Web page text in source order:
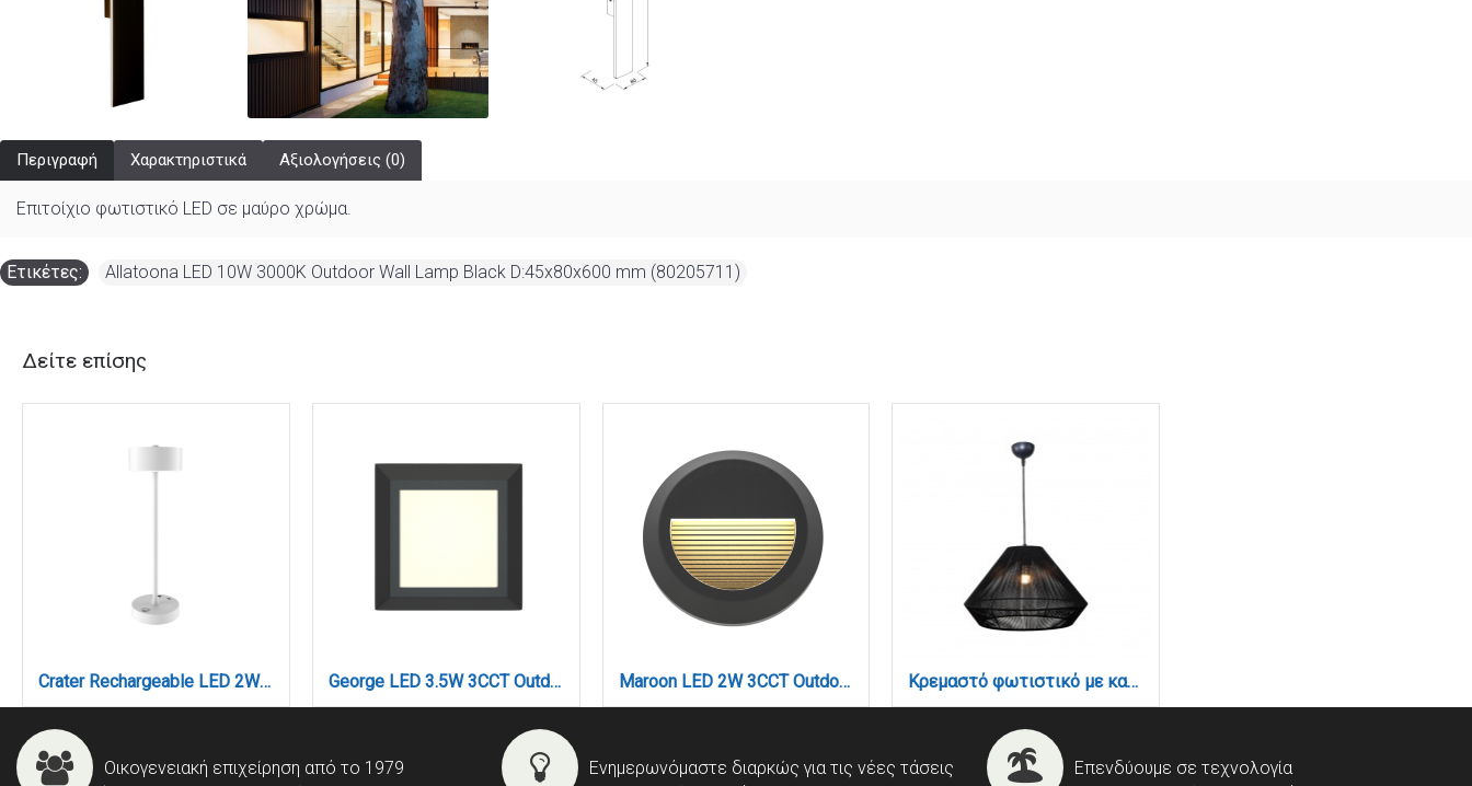
Περιγραφή Χαρακτηριστικά Αξιολογήσεις (0)
Επιτοίχιο φωτιστικό LED σε μαύρο χρώμα.
Ετικέτες: Allatoona LED 10W 3000K Outdoor Wall Lamp Black D:45x80x600 mm (80205711)
Δείτε επίσης
Crater Rechargeable LED 2W 3CCT Touch Table Lamp White D:38cmx11cm (80100120) George LED 3.5W 3CCT Outdoor Wall Lamp Anthracite D:12.4cmx12.4cm (80201540) Maroon LED 2W 3CCT Outdoor Wall Lamp Anthracite D:15cmx2.7cm (80201640) Κρεμαστό φωτιστικό με καπέλο απο ίνα 1xE27 D:45cm (4057-B)
Οικογενειακή επιχείρηση από το 1979
Ενημερωνόμαστε διαρκώς για τις νέες τάσεις
Επενδύουμε σε τεχνολογία